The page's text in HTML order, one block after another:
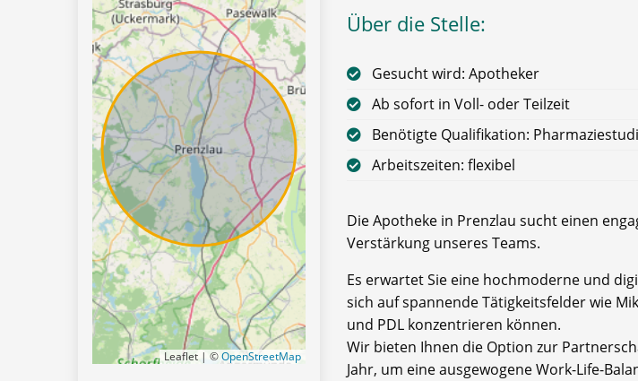
Über die Stelle:
Gesucht wird: Apotheker
Ab sofort in Voll- oder Teilzeit
Benötigte Qualifikation:
Arbeitszeiten: flexibel
Die Apotheke in Prenzlau sucht einen
Verstärkung unseres Teams.
Es erwartet Sie eine hochmoderne und
sich auf spannende Tätigkeitsfelder wie
und PDL konzentrieren können.
Wir bieten Ihnen die Option zur
Jahr, um eine ausgewogene Work-Life-
Leaflet | ©OpenStreetMap